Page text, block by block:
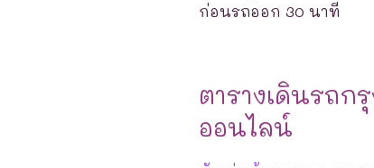
ก่อนรถออก 30 นาที
ตารางเดินรถก
ออนไลน์